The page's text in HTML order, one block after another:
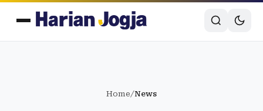
Home/News